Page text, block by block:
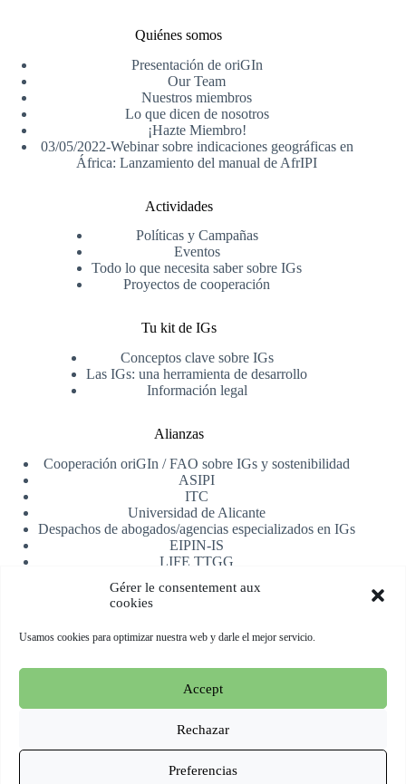
Gérer le consentement aux
cookies
Usamos cookies para optimizar nuestra web y darle el mejor servicio.
Accept
Rechazar
Preferencias
Quiénes somos
Presentación de oriGIn
Our Team
Nuestros miembros
Lo que dicen de nosotros
¡Hazte Miembro!
03/05/2022-Webinar sobre indicaciones geográficas en
África: Lanzamiento del manual de AfrIPI
Actividades
Políticas y Campañas
Eventos
Todo lo que necesita saber sobre IGs
Proyectos de cooperación
Tu kit de IGs
Conceptos clave sobre IGs
Las IGs: una herramienta de desarrollo
Información legal
Alianzas
Cooperación oriGIn / FAO sobre IGs y sostenibilidad
ASIPI
ITC
Universidad de Alicante
Despachos de abogados/agencias especializados en IGs
EIPIN-IS
LIFE TTGG
Registrarse
Copyright © 2026 oriGIn | Organization for an International
Geographical Indications Network -Web alojada y manejada